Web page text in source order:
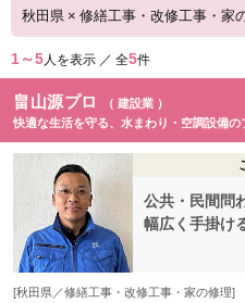
秋田県 × 修繕工事・改修工事・家
1～5人を表示 ／ 全5件
畠山源プロ
（ 建設業 ）
快適な生活を守る、水まわり・空調設備の
公共・民間問
幅広く手掛け
[秋田県／修繕工事・改修工事・家の修理]